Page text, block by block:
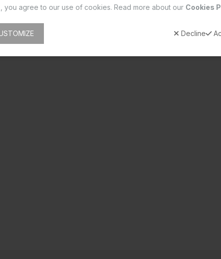
you agree to our use of cookies. Read more about our Cookies
Decline